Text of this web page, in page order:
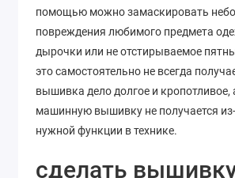
помощью можно замаскировать
повреждения любимого предмета
дырочки или не отстирываемое
это самостоятельно не всегда
вышивка дело долгое и кропотливое,
машинную вышивку не получается из-
нужной функции в технике.
сделать